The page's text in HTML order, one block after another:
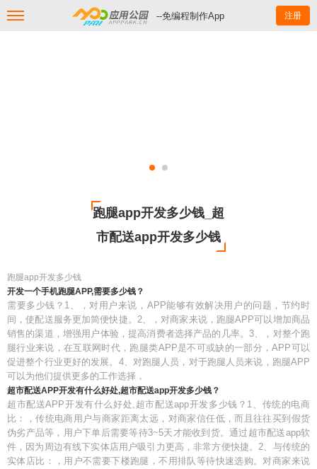
--免编程制作App 注册
跑腿app开发多少钱_超
市配送app开发多少钱
跑腿app开发多少钱
开发一个手机跑腿APP,需要多少钱？
需要多少钱？1、，对用户来说，APP能够有效解决用户的问题，节约时
间，使配送服务更加简便快捷。2、，对商家来说，跑腿APP可以增加商品
销售的渠道，增强用户体验，提高消费者选择产品的几率。3、，对整个跑
腿行业来说，在互联网时代，跑腿类APP是不可或缺的一部分，APP可以
促进整个行业更好的发展。4、对跑腿人员，对于跑腿人员来说，跑腿APP
可以为他们提供更多的工作选择，
超市配送APP开发有什么好处,超市配送app开发多少钱？
超市配送APP开发有什么好处,超市配送app开发多少钱？1、传统的电商
比：，传统电商用户与商家距离太远，对商家信任低，而且往往买到假货
伪劣产品等，用户下单后需要等待3~5天才能收到货。通过超市配送app软
件，因为周边有线下实体店用户吸引力更高，非常方便快捷。2、与传统的
实体店比：，用户不需要下楼跑腿，不用排队等待快速选购。对商家来说